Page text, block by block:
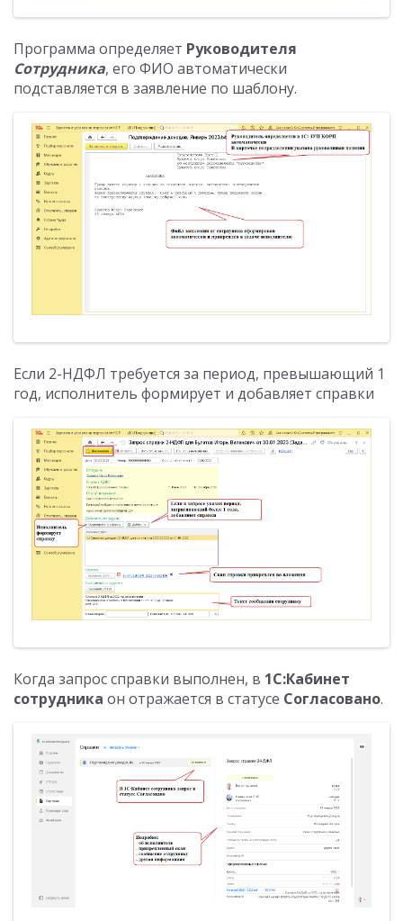
Программа определяет Руководителя
Сотрудника, его ФИО автоматически
подставляется в заявление по шаблону.
Если 2-НДФЛ требуется за период, превышающий 1
год, исполнитель формирует и добавляет справки
Когда запрос справки выполнен, в 1С:Кабинет
сотрудника он отражается в статусе Согласовано.